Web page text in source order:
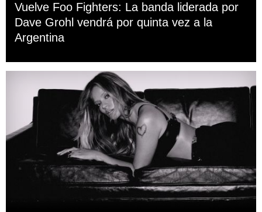
Vuelve Foo Fighters: La banda liderada por
Dave Grohl vendrá por quinta vez a la
Argentina